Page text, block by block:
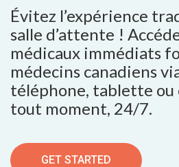
Évitez l’expérience
salle d’attente !
médicaux immédiats
médecins canadiens
téléphone, tablette
tout moment, 24/7.
GET STARTED